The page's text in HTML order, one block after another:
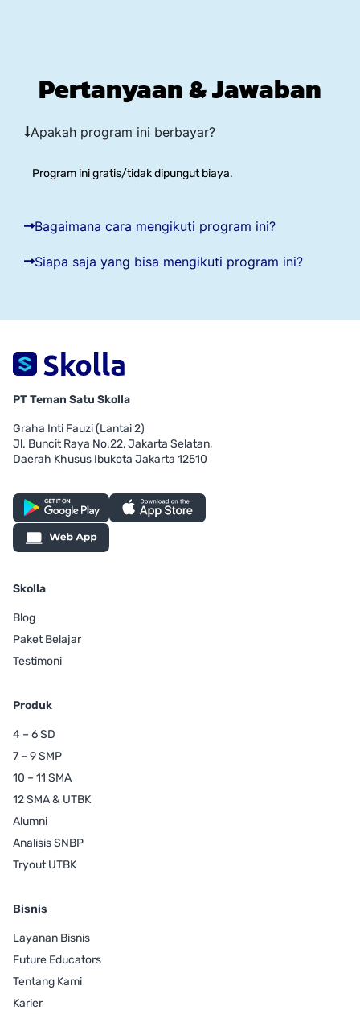
Pertanyaan & Jawaban
Apakah program ini berbayar?
Program ini gratis/tidak dipungut biaya.
Bagaimana cara mengikuti program ini?
Siapa saja yang bisa mengikuti program ini?
PT Teman Satu Skolla
Graha Inti Fauzi (Lantai 2)
Jl. Buncit Raya No.22, Jakarta Selatan,
Daerah Khusus Ibukota Jakarta 12510
Skolla
Blog
Paket Belajar
Testimoni
Produk
4 – 6 SD
7 – 9 SMP
10 – 11 SMA
12 SMA & UTBK
Alumni
Analisis SNBP
Tryout UTBK
Bisnis
Layanan Bisnis
Future Educators
Tentang Kami
Karier